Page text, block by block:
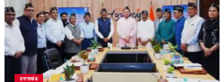
उत्तराखंड